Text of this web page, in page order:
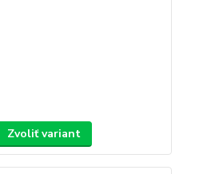
Zvoliť variant